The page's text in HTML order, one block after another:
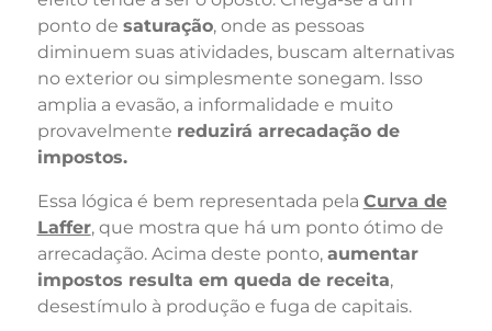
ponto de saturação, onde as pessoas
diminuem suas atividades, buscam alternativas
no exterior ou simplesmente sonegam. Isso
amplia a evasão, a informalidade e muito
provavelmente reduzirá arrecadação de
impostos.
Essa lógica é bem representada pela Curva de
Laffer, que mostra que há um ponto ótimo de
arrecadação. Acima deste ponto, aumentar
impostos resulta em queda de receita,
desestímulo à produção e fuga de capitais.